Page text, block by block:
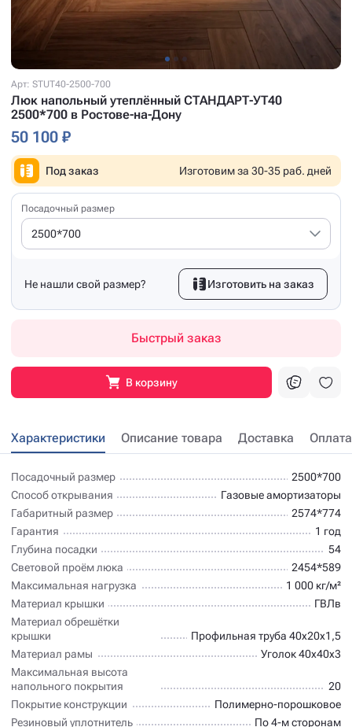
Арт: STUT40-2500-700
Люк напольный утеплённый СТАНДАРТ-УТ40
2500*700 в Ростове-на-Дону
50 100 ₽
Под заказ Изготовим за 30-35 раб. дней
Посадочный размер
2500*700
Не нашли свой размер? Изготовить на заказ
Быстрый заказ
В корзину
Характеристики Описание товара Доставка Оплата
Посадочный размер
2500*700
Способ открывания
Газовые амортизаторы
Габаритный размер
2574*774
Гарантия
1 год
Глубина посадки
54
Световой проём люка
2454*589
Максимальная нагрузка
1 000 кг/м²
Материал крышки
ГВЛв
Материал обрешётки
крышки
Профильная труба 40х20х1,5
Материал рамы
Уголок 40х40х3
Максимальная высота
напольного покрытия
20
Покрытие конструкции
Полимерно-порошковое
Резиновый уплотнитель
По 4-м сторонам